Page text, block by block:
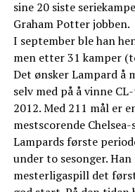
sine 20 siste
Graham Potter jobben.
I september ble han
men etter 31 kamper
Det ønsker Lampard å
selv med på å vinne
2012. Med 211 mål er
mestscorende
Lampards første
under to sesonger.
mesterligaspill det